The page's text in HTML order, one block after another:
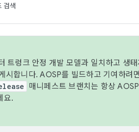
색
트렁크 안정 개발 모델과 일치하고 생
시합니다. AOSP를 빌드하고 기여하려면
매니페스트 브랜치는 항상
요.